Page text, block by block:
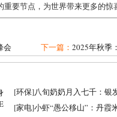
要节点，为世界带来更多的惊
会 下一篇： 2025年秋季
[环保]八旬奶奶月入七千：银
[家电]小虾“愚公移山”：丹霞